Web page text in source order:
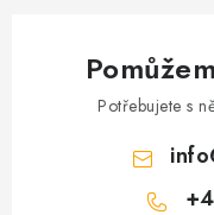
Potřebujete s
info